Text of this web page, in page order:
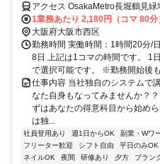
アクセス OsakaMetro長堀鶴見緑
OsakaMetro千日前線 西長堀2番
緑地線 西長堀2番口徒歩約5分
駅」より徒歩2分
1業務あたり 2,180円（コマ 80分
大阪府大阪市西区
勤務時間 実働時間：1時間20分/
8日 上記は1コマの時間です。 1
で選択可能です。 ※勤務開始後
仕事内容 当社独自のシステムで
なた自身もなってみませんか？
ずはあなたの得意科目から始
は独...
社員登用あり 週1日からOK 副業・Wワ
フリーター歓迎
シフト自由 平日のみOK
ネイルOK
夜間 研修あり 夕方 ブラン